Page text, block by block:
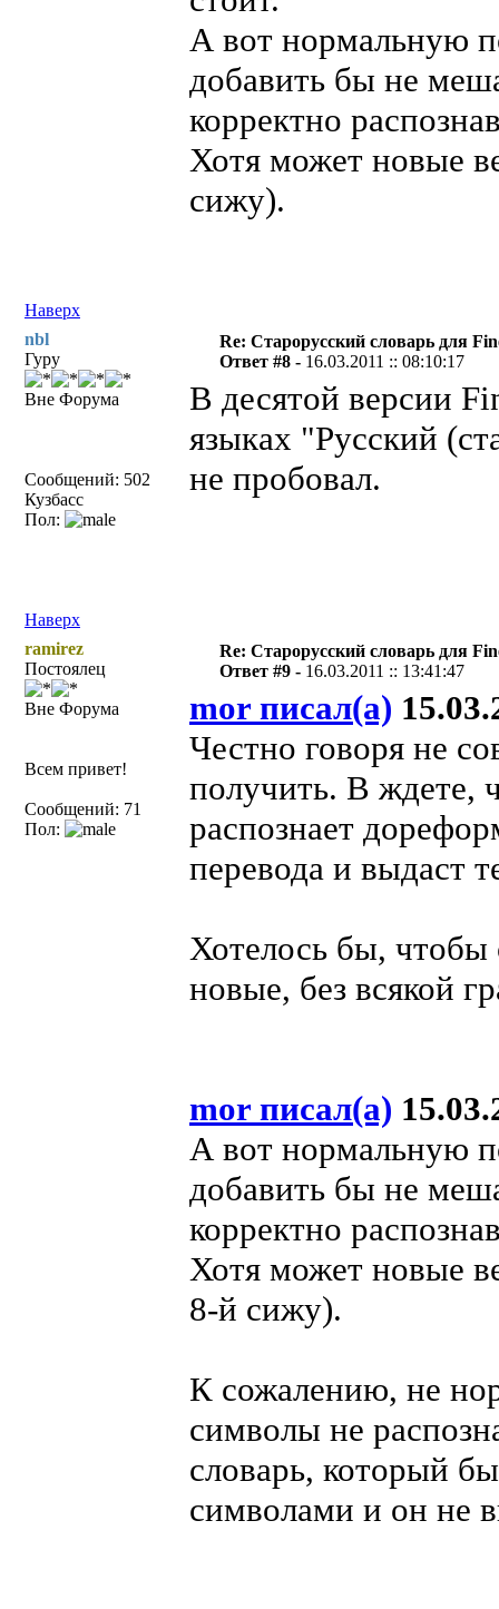
А вот нормальную
добавить бы не
корректно
Хотя может новые
сижу).
Наверх
nbl
Гуру
Вне Форума
Сообщений: 502
Кузбасс
Пол:
Re: Старорусский словарь для
Ответ #8 - 16.03.2011 :: 08:10:17
В десятой версии
языках "Русский
не пробовал.
Наверх
ramirez
Постоялец
Вне Форума
Всем привет!
Сообщений: 71
Пол:
Re: Старорусский словарь для
Ответ #9 - 16.03.2011 :: 13:41:47
mor писал(а)
Честно говоря не
получить. В ждете,
распознает
перевода и выдаст
Хотелось бы, чтобы
новые, без всякой
mor писал(а)
А вот нормальную
добавить бы не
корректно
Хотя может новые
8-й сижу).
К сожалению, не
символы не
словарь, который
символами и он не